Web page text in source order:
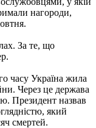
нагороди,
За те, що
часу Україна жила
Через це держава
Президент назвав
який
смертей.